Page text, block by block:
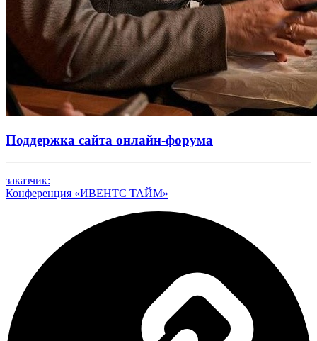
Поддержка сайта онлайн-форума
заказчик:
Конференция «ИВЕНТС ТАЙМ»